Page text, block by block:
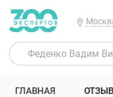
300 Экспертов
ГЛАВНАЯ